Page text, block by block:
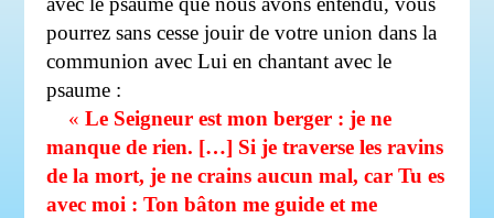
pourrez sans cesse jouir de votre union dans la
communion avec Lui en chantant avec le
psaume :
«Le Seigneur est mon berger : je ne
manque de rien. […] Si je traverse les ravins
de la mort, je ne crains aucun mal, car Tu es
avec moi : Ton bâton me guide et me